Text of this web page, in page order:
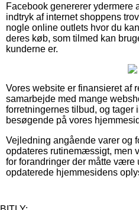
Facebook genererer ydermere
indtryk af internet shoppens
nogle online outlets hvor du
deres køb, som tilmed kan
kunderne er.
Vores website er finansieret af
samarbejde med mange
forretningernes tilbud, og tager
besøgende på vores
Vejledning angående varer og
opdateres rutinemæssigt, men
for forandringer der måtte være
opdaterede hjemmesidens